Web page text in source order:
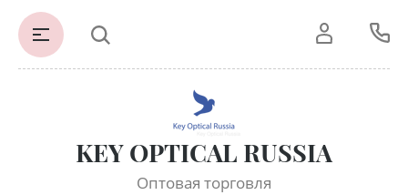
KEY OPTICAL RUSSIA
Оптовая торговля